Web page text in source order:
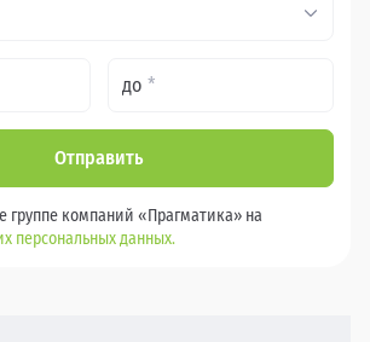
до
Отправить
группе компаний «Прагматика» на
персональных данных.